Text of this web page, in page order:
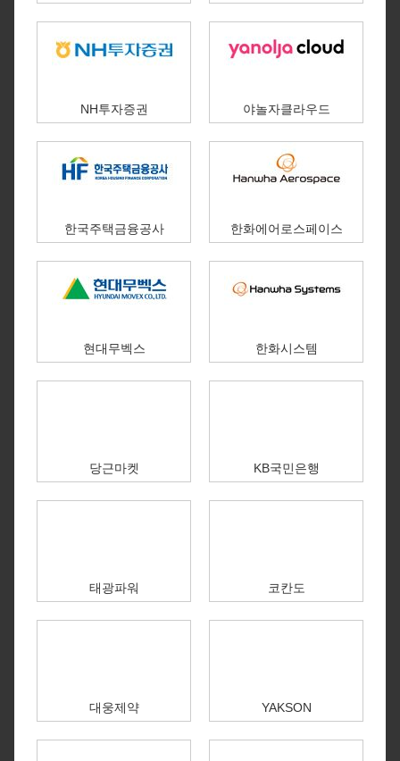
NH투자증권 야놀자클라우드
한국주택금융공사 한화에어로스페이스
현대무벡스 한화시스템
당근마켓 KB국민은행
태광파워 코칸도
대웅제약 YAKSON